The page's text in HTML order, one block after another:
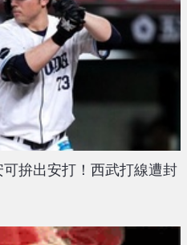
拚出安打！西武打線遭封